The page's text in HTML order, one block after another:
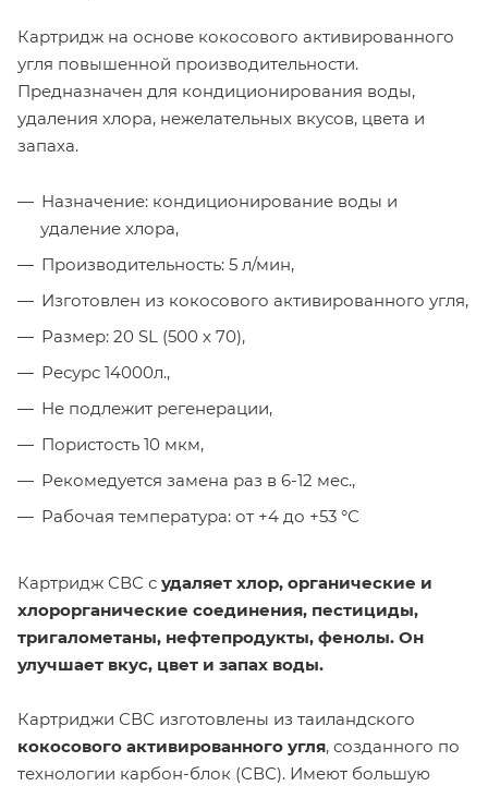
Картридж на основе кокосового активированного
угля повышенной производительности.
Предназначен для кондиционирования воды,
удаления хлора, нежелательных вкусов, цвета и
запаха.
Назначение: кондиционирование воды и
удаление хлора,
Производительность: 5 л/мин,
Изготовлен из кокосового активированного угля,
Размер: 20 SL (500 х 70),
Ресурс 14000л.,
Не подлежит регенерации,
Пористость 10 мкм,
Рекомедуется замена раз в 6-12 мес.,
Рабочая температура: от +4 до +53 °С
Картридж СВС с удаляет хлор, органические и
хлорорганические соединения, пестициды,
тригалометаны, нефтепродукты, фенолы. Он
улучшает вкус, цвет и запах воды.
Картриджи СВС изготовлены из таиландского
кокосового активированного угля, созданного по
технологии карбон-блок (СВС). Имеют большую